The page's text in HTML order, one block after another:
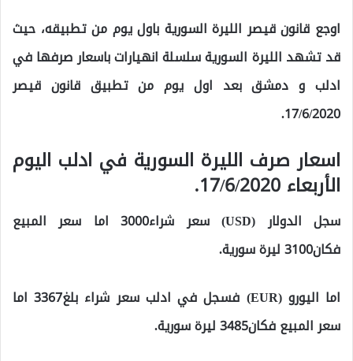
اوجع قانون قيصر الليرة السورية باول يوم من تطبيقه، حيث
قد تشهد الليرة السورية سلسلة انهيارات باسعار صرفها في
ادلب و دمشق بعد اول يوم من تطبيق قانون قيصر
17/6/2020.
اسعار صرف الليرة السورية في ادلب اليوم
الأربعاء 17/6/2020.
سجل الدولار (USD) سعر شراء3000 اما سعر المبيع
فكان3100 ليرة سورية.
اما اليورو (EUR) فسجل في ادلب سعر شراء بلغ3367 اما
سعر المبيع فكان3485 ليرة سورية.